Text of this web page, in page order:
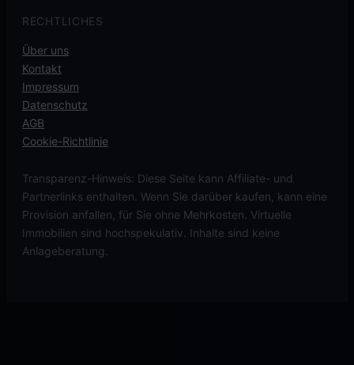
RECHTLICHES
Über uns
Kontakt
Impressum
Datenschutz
AGB
Cookie-Richtlinie
Transparenz-Hinweis: Diese Seite kann Affiliate- und
Partnerlinks enthalten. Wenn Sie darüber kaufen, kann eine
Provision anfallen, für Sie ohne Mehrkosten. Virtuelle
Immobilien sind hochspekulativ. Inhalte sind keine
Anlageberatung.